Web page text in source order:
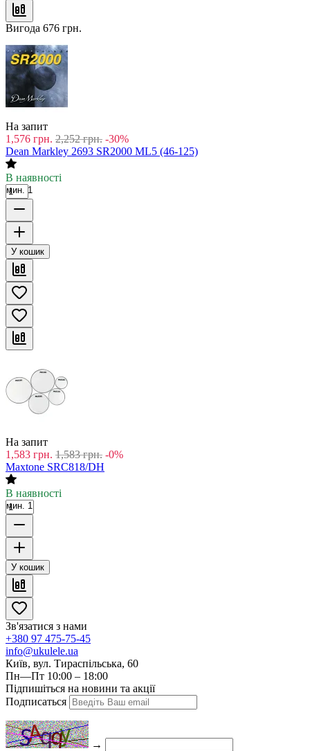
Вигода 676 грн.
На запит
1,576 грн. 2,252 грн. -30%
Dean Markley 2693 SR2000 ML5 (46-125)
В наявності
мин. 1
У кошик
На запит
1,583 грн. 1,583 грн. -0%
Maxtone SRC818/DH
В наявності
мин. 1
У кошик
Зв'язатися з нами
+380 97 475-75-45
info@ukulele.ua
Київ, вул. Тираспільська, 60
Пн—Пт 10:00 – 18:00
Підпишіться на новини та акції
Подписаться
→